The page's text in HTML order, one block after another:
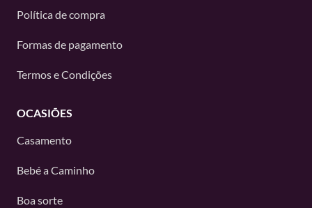
Política de compra
Formas de pagamento
Termos e Condições
OCASIÕES
Casamento
Bebé a Caminho
Boa sorte